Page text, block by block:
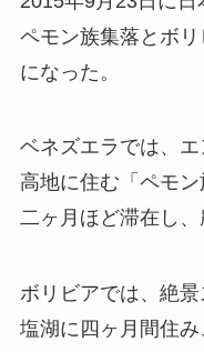
ペモン族集落とボ
になった。
ベネズエラでは、
高地に住む「ペモ
二ヶ月ほど滞在し、
ボリビアでは、絶
塩湖に四ヶ月間住